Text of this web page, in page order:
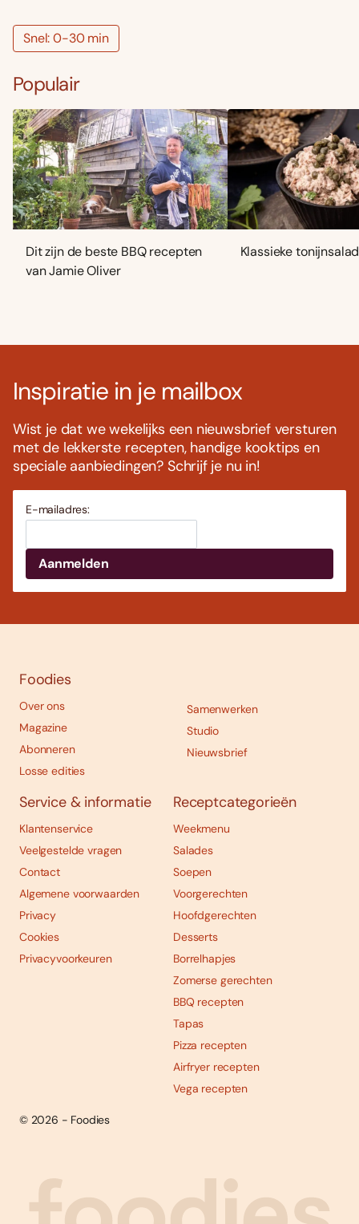
Abonneren
Snel: 0-30 min
Populair
Dit zijn de beste BBQ recepten
van Jamie Oliver
Klassieke
Inspiratie in je mailbox
Wist je dat we wekelijks een nieuwsbrief versturen
met de lekkerste recepten, handige kooktips en
speciale aanbiedingen? Schrijf je nu in!
E-mailadres:
Foodies
Over ons
Magazine
Abonneren
Losse edities
Samenwerken
Studio
Nieuwsbrief
Service & informatie
Klantenservice
Veelgestelde vragen
Contact
Algemene voorwaarden
Privacy
Cookies
Privacyvoorkeuren
Receptcategorieën
Weekmenu
Salades
Soepen
Voorgerechten
Hoofdgerechten
Desserts
Borrelhapjes
Zomerse gerechten
BBQ recepten
Tapas
Pizza recepten
Airfryer recepten
Vega recepten
© 2026 - Foodies